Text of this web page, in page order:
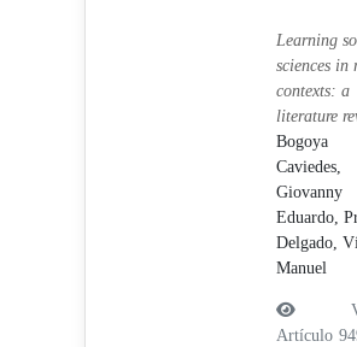
Learning
sciences in
contexts: a
literature
Bogoya
Caviedes,
Giovanny
Eduardo,
Delgado,
Manuel
Artículo